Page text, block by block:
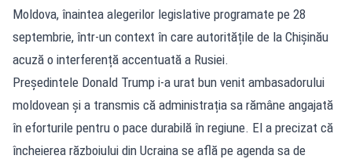
Moldova, înaintea alegerilor legislative programate pe 28
septembrie, într-un context în care autoritățile de la Chișinău
acuză o interferență accentuată a Rusiei.
Președintele Donald Trump i-a urat bun venit ambasadorului
moldovean și a transmis că administrația sa rămâne angajată
în eforturile pentru o pace durabilă în regiune. El a precizat că
încheierea războiului din Ucraina se află pe agenda sa de